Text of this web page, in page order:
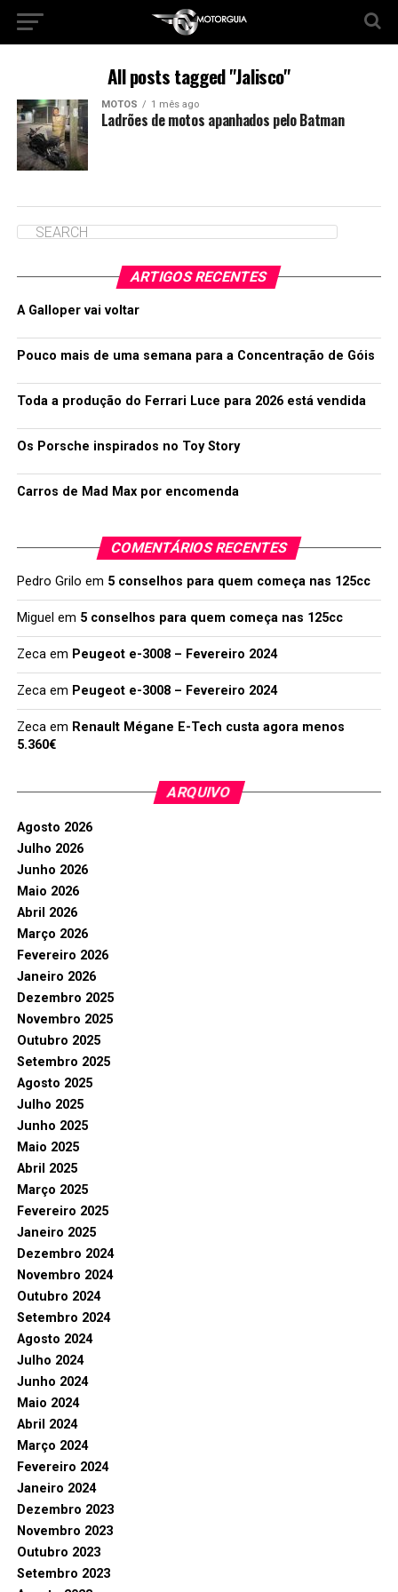
All posts tagged "Jalisco"
MOTOS 1 mês ago
Ladrões de motos apanhados pelo Batman
ARTIGOS RECENTES
A Galloper vai voltar
Pouco mais de uma semana para a Concentração de Góis
Toda a produção do Ferrari Luce para 2026 está vendida
Os Porsche inspirados no Toy Story
Carros de Mad Max por encomenda
COMENTÁRIOS RECENTES
Pedro Grilo em 5 conselhos para quem começa nas 125cc
Miguel em 5 conselhos para quem começa nas 125cc
Zecaem Peugeot e-3008 – Fevereiro 2024
Zecaem Peugeot e-3008 – Fevereiro 2024
Zecaem Renault Mégane E-Tech custa agora menos
5.360€
ARQUIVO
Agosto 2026
Julho 2026
Junho 2026
Maio 2026
Abril 2026
Março 2026
Fevereiro 2026
Janeiro 2026
Dezembro 2025
Novembro 2025
Outubro 2025
Setembro 2025
Agosto 2025
Julho 2025
Junho 2025
Maio 2025
Abril 2025
Março 2025
Fevereiro 2025
Janeiro 2025
Dezembro 2024
Novembro 2024
Outubro 2024
Setembro 2024
Agosto 2024
Julho 2024
Junho 2024
Maio 2024
Abril 2024
Março 2024
Fevereiro 2024
Janeiro 2024
Dezembro 2023
Novembro 2023
Outubro 2023
Setembro 2023